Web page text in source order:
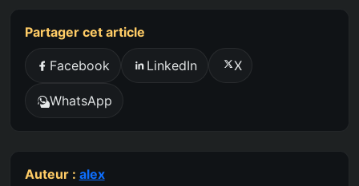
Partager cet article
Facebook LinkedIn X
WhatsApp
Auteur : alex